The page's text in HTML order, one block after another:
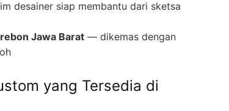
desainer siap membantu dari sketsa
Jawa Barat — dikemas dengan
yang Tersedia di